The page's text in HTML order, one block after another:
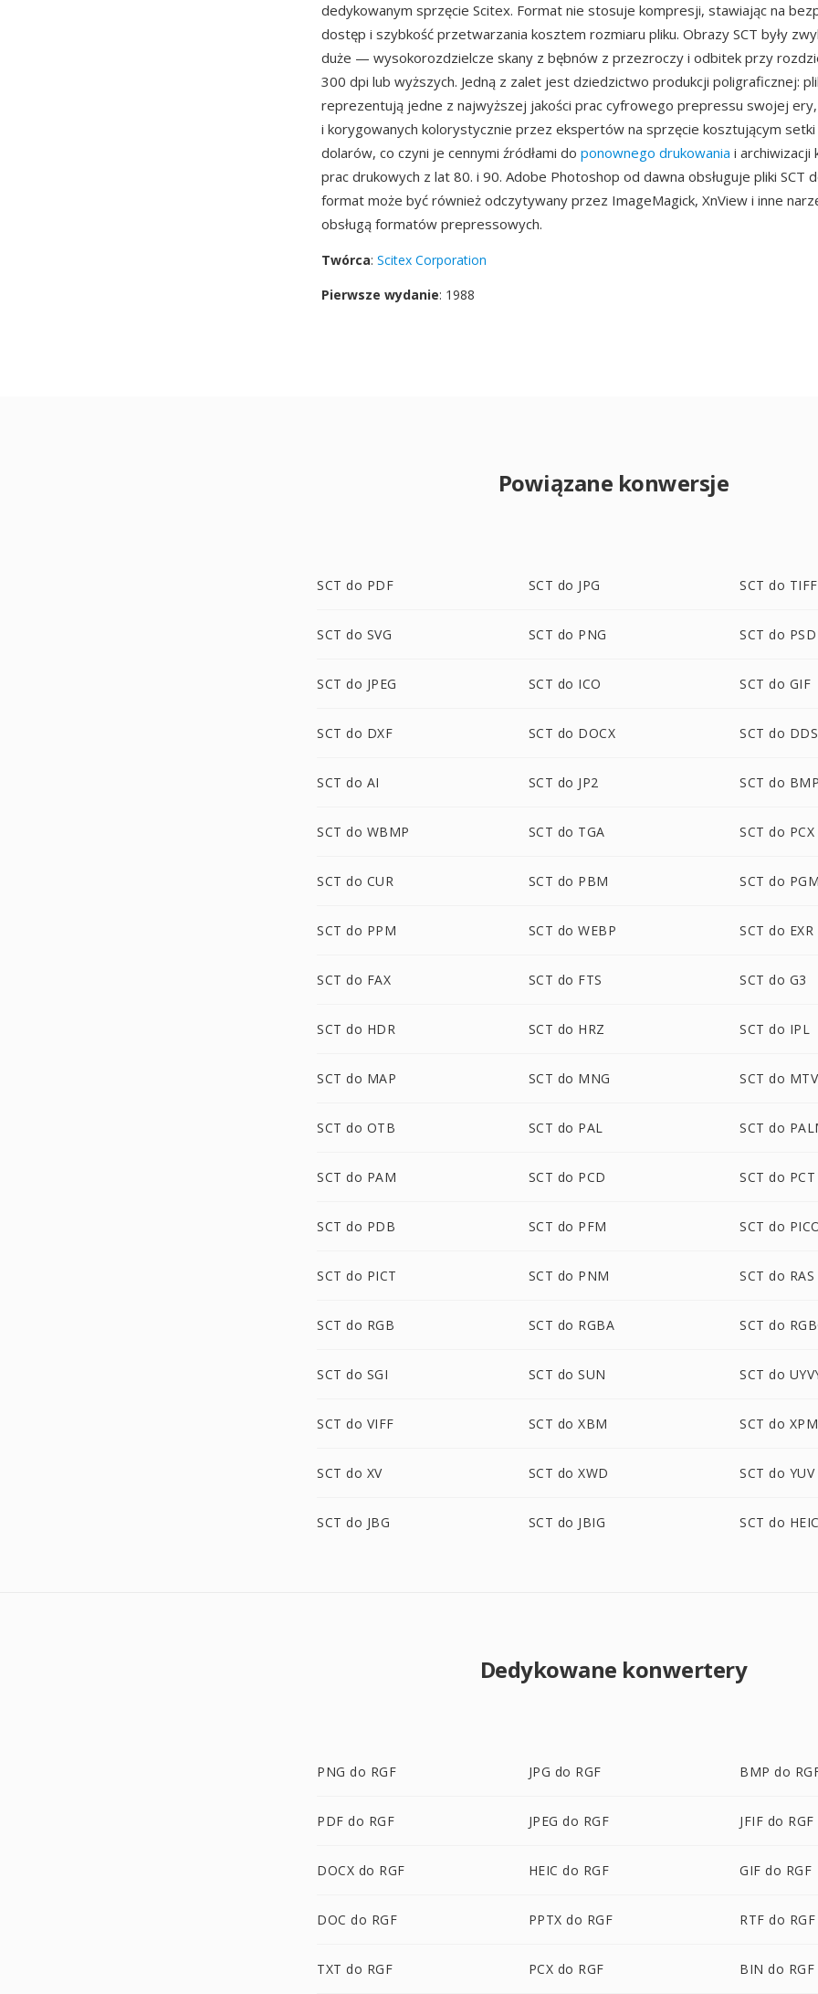
dedykowanym sprzęcie Scitex. Format nie stosuje kompresji, stawiając na
dostęp i szybkość przetwarzania kosztem rozmiaru pliku. Obrazy SCT były
duże — wysokorozdzielcze skany z bębnów z przezroczy i odbitek przy
300 dpi lub wyższych. Jedną z zalet jest dziedzictwo produkcji poligraficznej:
reprezentują jedne z najwyższej jakości prac cyfrowego prepressu swojej ery,
i korygowanych kolorystycznie przez ekspertów na sprzęcie kosztującym
dolarów, co czyni je cennymi źródłami do ponownego drukowania i archiwizacji
prac drukowych z lat 80. i 90. Adobe Photoshop od dawna obsługuje pliki SCT
format może być również odczytywany przez ImageMagick, XnView i inne
obsługą formatów prepressowych.
Twórca: Scitex Corporation
Pierwsze wydanie: 1988
Powiązane konwersje
SCT do PDF SCT do JPG SCT do TIFF
SCT do SVG SCT do PNG SCT do PSD
SCT do JPEG SCT do ICO SCT do GIF
SCT do DXF SCT do DOCX SCT do DDS
SCT do AI SCT do JP2 SCT do
SCT do WBMP SCT do TGA SCT do PCX
SCT do CUR SCT do PBM SCT do
SCT do PPM SCT do WEBP SCT do EXR
SCT do FAX SCT do FTS SCT do G3
SCT do HDR SCT do HRZ SCT do IPL
SCT do MAP SCT do MNG SCT do MTV
SCT do OTB SCT do PAL SCT do
SCT do PAM SCT do PCD SCT do PCT
SCT do PDB SCT do PFM SCT do
SCT do PICT SCT do PNM SCT do RAS
SCT do RGB SCT do RGBA SCT do
SCT do SGI SCT do SUN SCT do
SCT do VIFF SCT do XBM SCT do XPM
SCT do XV SCT do XWD SCT do YUV
SCT do JBG SCT do JBIG SCT do
Dedykowane konwertery
PNG do RGF JPG do RGF BMP do
PDF do RGF JPEG do RGF JFIF do RGF
DOCX do RGF HEIC do RGF GIF do RGF
DOC do RGF PPTX do RGF RTF do RGF
TXT do RGF PCX do RGF BIN do RGF